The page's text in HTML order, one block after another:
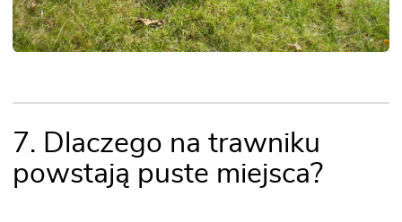
7. Dlaczego na trawniku
powstają puste miejsca?